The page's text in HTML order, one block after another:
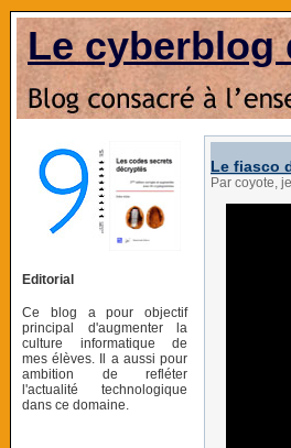
Le cyberblog
Editorial
Ce blog a pour objectif
principal d'augmenter la
culture informatique de
mes élèves. Il a aussi pour
ambition de refléter
l'actualité technologique
dans ce domaine.
Le fiasco
Par coyote,